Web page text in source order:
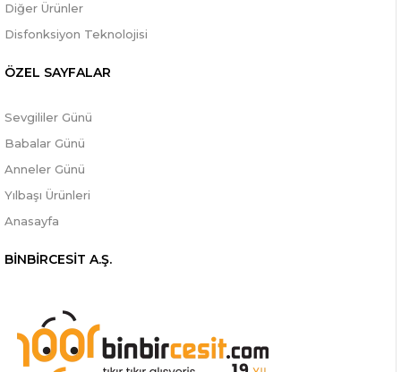
Diğer Ürünler
Disfonksiyon Teknolojisi
ÖZEL SAYFALAR
Sevgililer Günü
Babalar Günü
Anneler Günü
Yılbaşı Ürünleri
Anasayfa
BİNBİRCESİT A.Ş.